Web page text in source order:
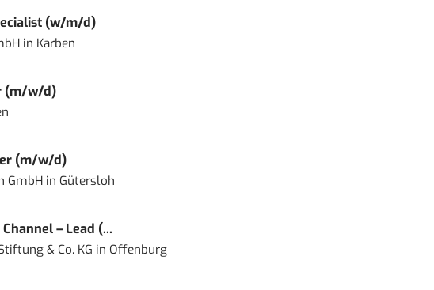
(w/m/d)
in Karben
(m/w/d)
(m/w/d)
GmbHin Gütersloh
– Lead (...
& Co. KG in Offenburg